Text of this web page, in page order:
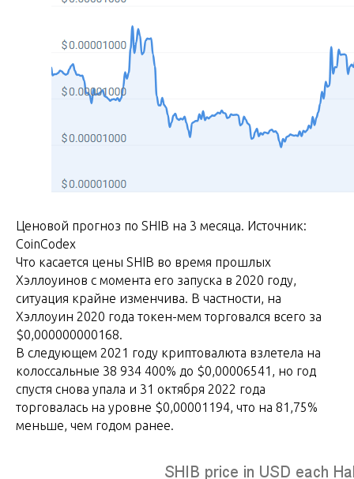
Ценовой прогноз по SHIB на 3 месяца. Источник:
CoinCodex
Что касается цены SHIB во время прошлых
Хэллоуинов с момента его запуска в 2020 году,
ситуация крайне изменчива. В частности, на
Хэллоуин 2020 года токен-мем торговался всего за
$0,000000000168.
В следующем 2021 году криптовалюта взлетела на
колоссальные 38 934 400% до $0,00006541, но год
спустя снова упала и 31 октября 2022 года
торговалась на уровне $0,00001194, что на 81,75%
меньше, чем годом ранее.